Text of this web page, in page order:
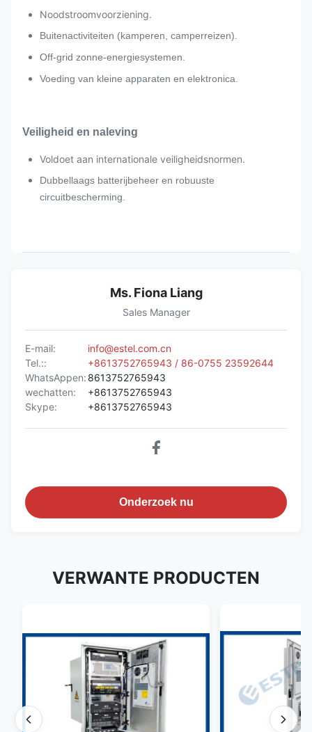
Noodstroomvoorziening.
Buitenactiviteiten (kamperen, camperreizen).
Off-grid zonne-energiesystemen.
Voeding van kleine apparaten en elektronica.
Veiligheid en naleving
Voldoet aan internationale veiligheidsnormen.
Dubbellaags batterijbeheer en robuuste
circuitbescherming.
Ms. Fiona Liang
Sales Manager
E-mail:
info@estel.com.cn
Tel.::
+8613752765943 / 86-0755 23592644
WhatsAppen: 8613752765943
wechatten:
+8613752765943
Skype:
+8613752765943
Onderzoek nu
VERWANTE PRODUCTEN